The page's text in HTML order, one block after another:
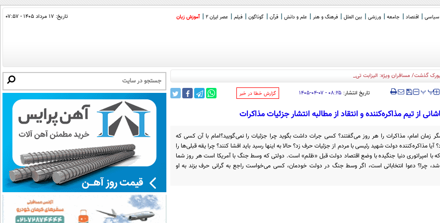
سیاسی اقتصاد جامعه ورزشی بین الملل فرهنگ و هنر علم و دانش قرآن گوناگون فیلم عصر ایران 2 آموزش زبان تاریخ: ۱۷ مرداد ۱۴۰۵ - ۰۷:۵۷
‍‍‍ پپ تاریخ انتشار: ۰۸:۲۵ - ۰۷-۰۴-۱۴۰۵ ‌گزارش خطا در خبر
از تیم مذاکره‌کننده و انتقاد از مطالبه انتشار جزئیات مذاکرات
زمان امام، مذاکرات را هر روز می‌گفتند؟ کسی جرات داشت بگوید چرا جزئیات را نمی‌گویید؟امام با آن کسی که
مذاکره‌کننده دولت شهید رئیسی با مردم از جزئیات حرف زد؟ حالا به اینها رسید باید افشا کنند؟ چرا یقه قبلی‌ها را
با امپراتوری دنیا جنگیده با وضع اقتصاد دولت قبل «ظلم» است. دولتی که وسط جنگ با آمریکا است هر روز شما
شد، چرا؟ دعوا انتخاباتی است، اگر وسط جنگ در دولت خودمان، کسی می‌خواست راجع به گرانی حرف بزند به او